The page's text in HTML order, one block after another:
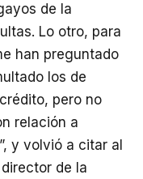
de la
Lo otro, para
han preguntado
los de
pero no
relación a
y volvió a citar al
de la